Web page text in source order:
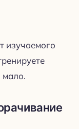
изучаемого
мало.